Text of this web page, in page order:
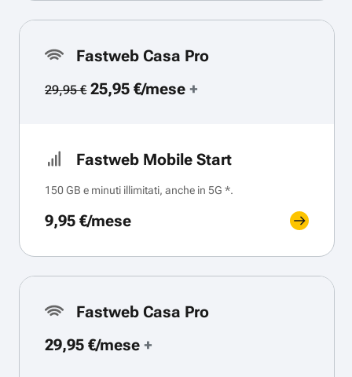
Fastweb Casa Pro
29,95 €25,95 €/mese+
Fastweb Mobile Start
150 GB e minuti illimitati, anche in 5G *.
9,95 €/mese
Fastweb Casa Pro
29,95 €/mese +